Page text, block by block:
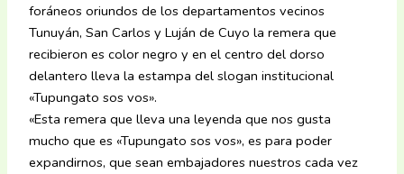
foráneos oriundos de los departamentos vecinos
Tunuyán, San Carlos y Luján de Cuyo la remera que
recibieron es color negro y en el centro del dorso
delantero lleva la estampa del slogan institucional
«Tupungato sos vos».
«Esta remera que lleva una leyenda que nos gusta
mucho que es «Tupungato sos vos», es para poder
expandirnos, que sean embajadores nuestros cada vez